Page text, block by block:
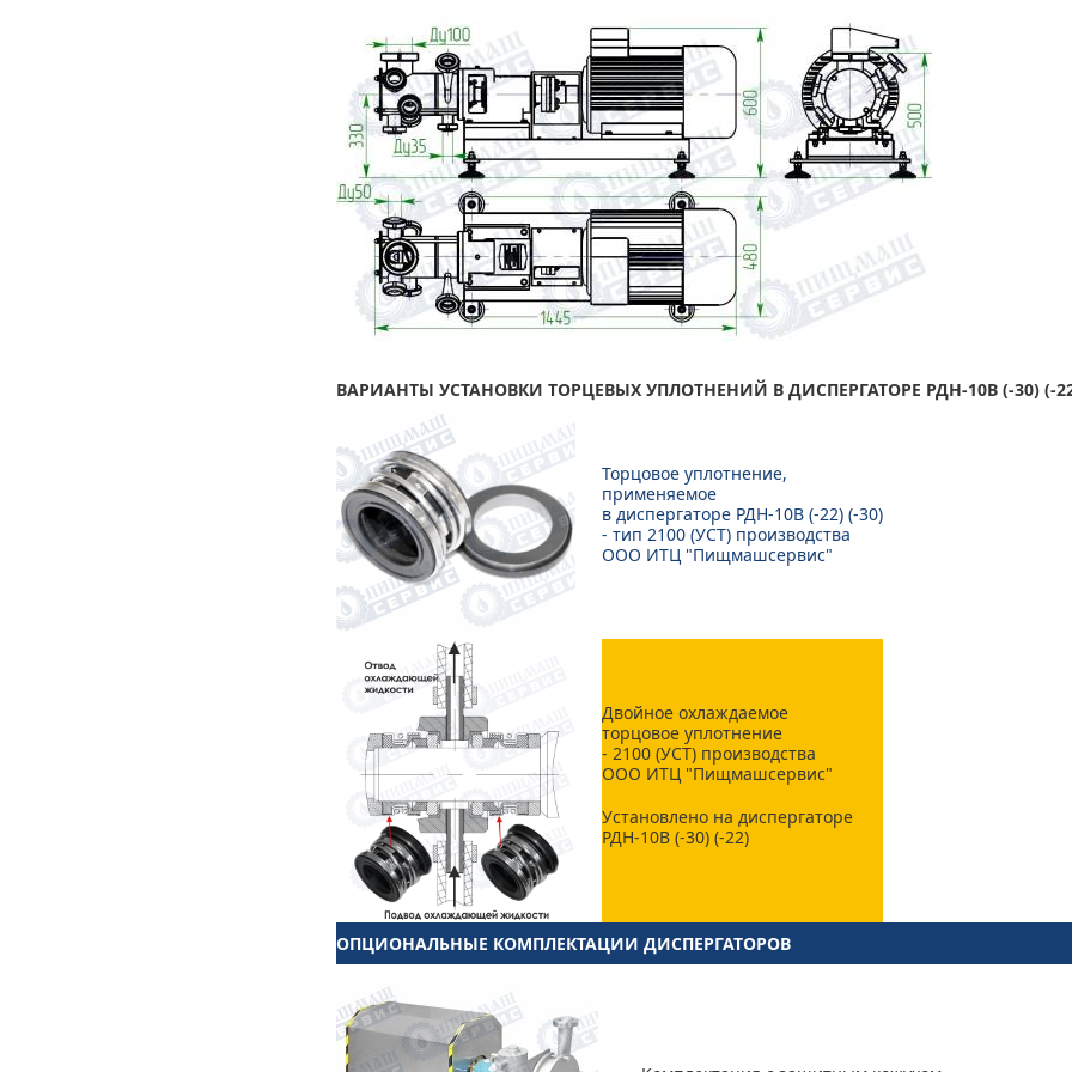
ВАРИАНТЫ УСТАНОВКИ ТОРЦЕВЫХ УПЛОТНЕНИЙ В ДИСПЕРГАТОРЕ РДН-10В (-30) (-
Торцовое уплотнение,
применяемое
в диспергаторе РДН-10В (-22) (-30)
- тип 2100 (УСТ) производства
ООО ИТЦ "Пищмашсервис"
Двойное охлаждаемое
торцовое уплотнение
- 2100 (УСТ) производства
ООО ИТЦ "Пищмашсервис"
Установлено на диспергаторе
РДН-10В (-30) (-22)
ОПЦИОНАЛЬНЫЕ КОМПЛЕКТАЦИИ ДИСПЕРГАТОРОВ